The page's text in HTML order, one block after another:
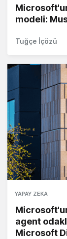
modeli:
Tuğçe İçözü
YAPAY ZEKA
agent
Microsoft